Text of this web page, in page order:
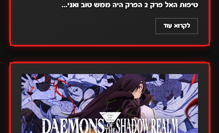
טיפות האל פרק 2 הפרק היה ממש טוב ואני...
לקרוא עוד